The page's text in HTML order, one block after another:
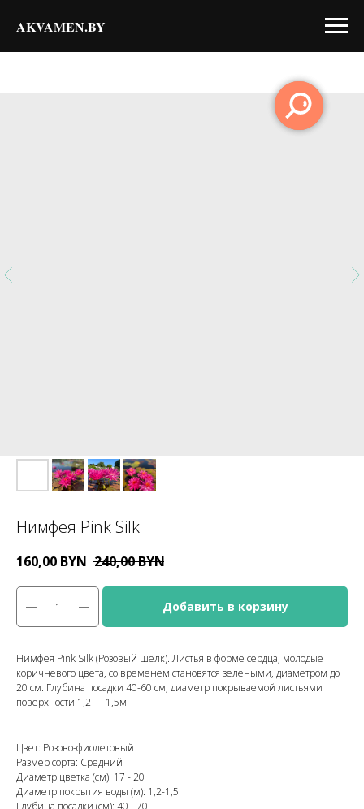
AKVAMEN.BY
Нимфея Pink Silk
160,00 BYN 240,00BYN
Добавить в корзину
Нимфея Pink Silk (Розовый шелк). Листья в форме сердца, молодые
коричневого цвета, со временем становятся зелеными, диаметром до
20 см. Глубина посадки 40-60 см, диаметр покрываемой листьями
поверхности 1,2 — 1,5м.
Цвет: Розово-фиолетовый
Размер сорта: Средний
Диаметр цветка (см): 17 - 20
Диаметр покрытия воды (м): 1,2-1,5